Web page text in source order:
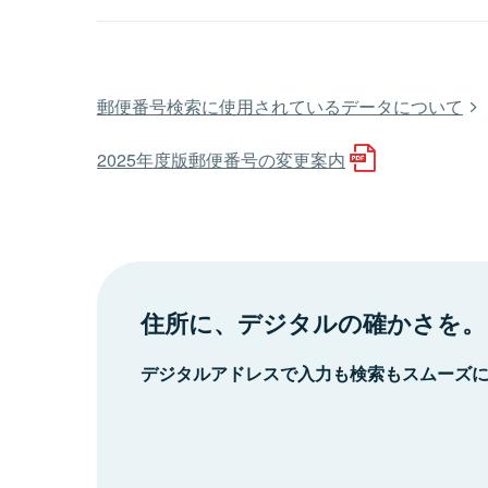
郵便番号検索に使用されているデータについて
2025年度版郵便番号の変更案内
住所に、デジタルの確かさを。
デジタルアドレスで入力も検索もスムーズ